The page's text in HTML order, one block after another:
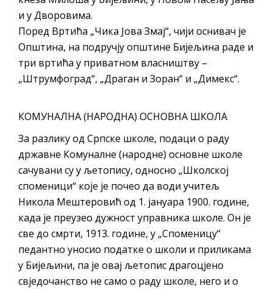
и у Дворовима.
Поред Вртића „Чика Јова Змај“, чији оснивач је
Општина, на подручју општине Бијељина раде и
три вртића у приватном власништву –
„Штрумфоград“, „Драган и Зоран“ и „Димекс“.
КОМУНАЛНА (НАРОДНА) ОСНОВНА ШКОЛА
За разлику од Српске школе, подаци о раду
државне Комуналне (народне) основне школе
сачувани су у љетопису, односно „Школској
споменици“ које је почео да води учитељ
Никола Мештеровић од 1. јануара 1900. године,
када је преузео дужност управника школе. Он је
све до смрти, 1913. године, у „Споменицу“
педантно уносио податке о школи и приликама
у Бијељини, па је овај љетопис драгоцјено
свједочанство не само о раду школе, него и о